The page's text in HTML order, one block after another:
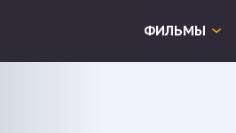
ФИЛЬМЫ